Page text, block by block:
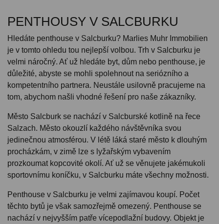
PENTHOUSY V SALCBURKU
Hledáte penthouse v Salcburku? Marlies Muhr Immobilien
je v tomto ohledu tou nejlepší volbou. Trh v Salcburku je
velmi náročný. Ať už hledáte byt, dům nebo penthouse, je
důležité, abyste se mohli spolehnout na seriózního a
kompetentního partnera. Neustále usilovně pracujeme na
tom, abychom našli vhodné řešení pro naše zákazníky.
Město Salcburk se nachází v Salcburské kotlině na řece
Salzach. Město okouzlí každého návštěvníka svou
jedinečnou atmosférou. V létě láká staré město k dlouhým
procházkám, v zimě lze s lyžařským vybavením
prozkoumat kopcovité okolí. Ať už se věnujete jakémukoli
sportovnímu koníčku, v Salcburku máte všechny možnosti.
Penthouse v Salcburku je velmi zajímavou koupí. Počet
těchto bytů je však samozřejmě omezený. Penthouse se
nachází v nejvyšším patře vícepodlažní budovy. Objekt je